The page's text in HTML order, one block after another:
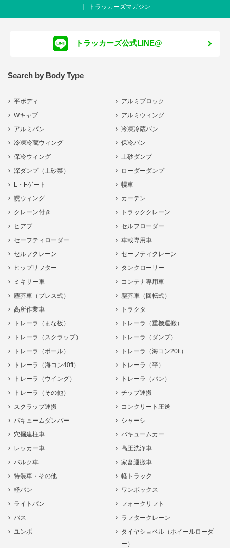
トラッカーズマガジン
トラッカーズ公式LINE@
Search by Body Type
平ボディ
アルミブロック
Wキャブ
アルミウィング
アルミバン
冷凍冷蔵バン
冷凍冷蔵ウィング
保冷バン
保冷ウィング
土砂ダンプ
深ダンプ（土砂禁）
ローダーダンプ
L・Fゲート
幌車
幌ウィング
カーテン
クレーン付き
トラッククレーン
ヒアブ
セルフローダー
セーフティローダー
車載専用車
セルフクレーン
セーフティクレーン
ヒップリフター
タンクローリー
ミキサー車
コンテナ専用車
塵芥車（プレス式）
塵芥車（回転式）
高所作業車
トラクタ
トレーラ（まな板）
トレーラ（重機運搬）
トレーラ（スクラップ）
トレーラ（ダンプ）
トレーラ（ポール）
トレーラ（海コン20ft）
トレーラ（海コン40ft）
トレーラ（平）
トレーラ（ウイング）
トレーラ（バン）
トレーラ（その他）
チップ運搬
スクラップ運搬
コンクリート圧送
バキュームダンパー
シャーシ
穴掘建柱車
バキュームカー
レッカー車
高圧洗浄車
バルク車
家畜運搬車
特装車・その他
軽トラック
軽バン
ワンボックス
ライトバン
フォークリフト
バス
ラフタークレーン
ユンボ
タイヤショベル（ホイールローダ
ー）